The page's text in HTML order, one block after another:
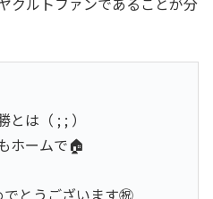
は（ ; ; ）
ホームで🏠